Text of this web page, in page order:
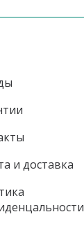
и доставка